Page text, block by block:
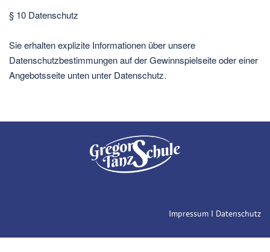
§ 10 Datenschutz
Sie erhalten explizite Informationen über unsere
Datenschutzbestimmungen auf der Gewinnspielseite oder einer
Angebotsseite unten unter Datenschutz.
Impressum I Datenschutz